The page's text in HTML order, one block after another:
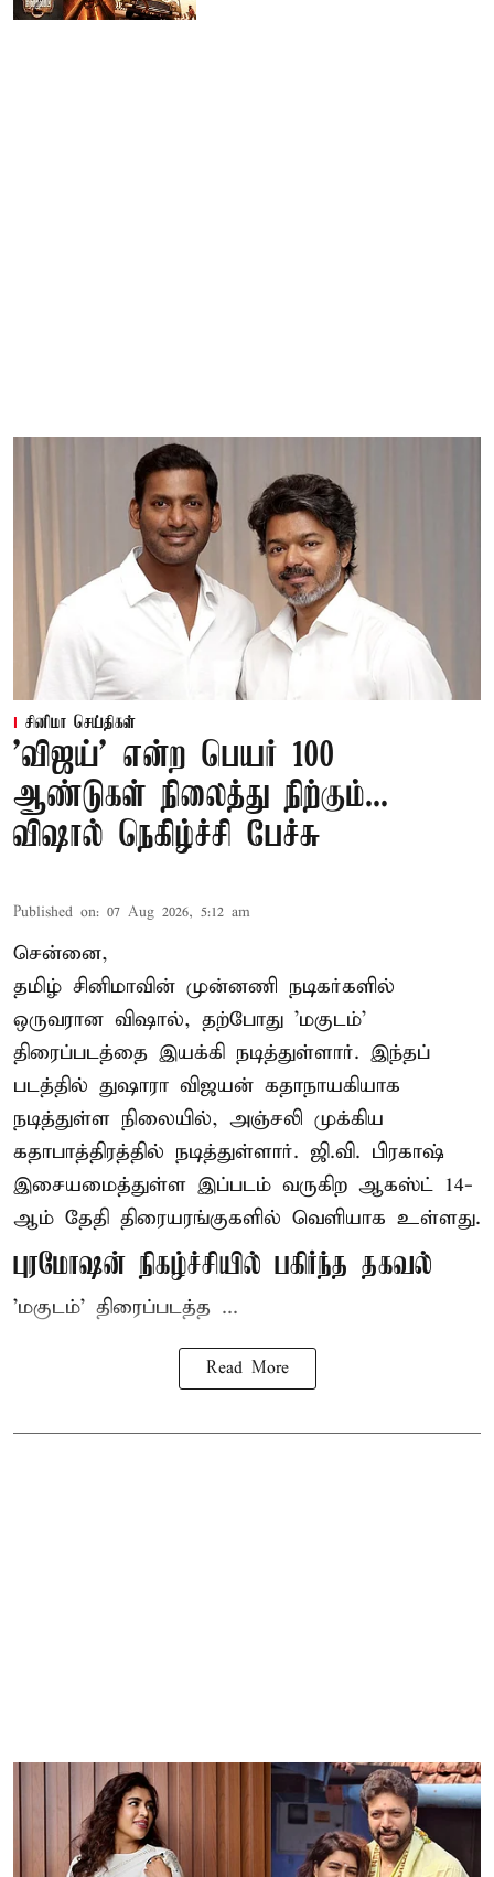
சினிமா செய்திகள்
'விஜய்' என்ற பெயர் 100
ஆண்டுகள் நிலைத்து நிற்கும்...
விஷால் நெகிழ்ச்சி பேச்சு
Published on: 07 Aug 2026, 5:12 am
சென்னை,
தமிழ் சினிமாவின் முன்னணி நடிகர்களில்
ஒருவரான விஷால், தற்போது 'மகுடம்'
திரைப்படத்தை இயக்கி நடித்துள்ளார். இந்தப்
படத்தில் துஷாரா விஜயன் கதாநாயகியாக
நடித்துள்ள நிலையில், அஞ்சலி முக்கிய
கதாபாத்திரத்தில் நடித்துள்ளார். ஜி.வி. பிரகாஷ்
இசையமைத்துள்ள இப்படம் வருகிற ஆகஸ்ட் 14-
ஆம் தேதி திரையரங்குகளில் வெளியாக உள்ளது.
புரமோஷன் நிகழ்ச்சியில் பகிர்ந்த தகவல்
'மகுடம்' திரைப்படத்த ...
Read More